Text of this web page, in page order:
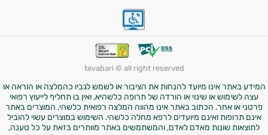
tevabari © all right reserved
המידע באתר אינו מיועד להנחות את הציבור או לשמש לגביו כהמלצה או הוראה או
עצה לשימוש או שינוי או הורדה של תרופה כלשהיא, ואין בו תחליף לייעוץ רפואי
פרטני או אחר. הכתוב באתר אינו מהווה המלצה רפואית כלשהי. המוצרים באתר
אינם תרופות ואינם מיועדים לרפא מחלה כלשהי. השימוש במוצרים עשוי להוביל
לתוצאות שונות מאדם לאדם, והמשתמשים באתר מוותרים בזאת על כל טענה,